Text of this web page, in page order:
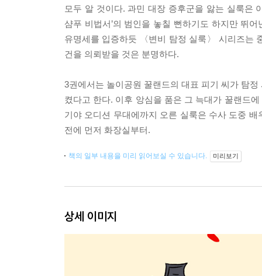
모두 알 것이다. 과민 대장 증후군을 앓는 실룩은
샴푸 비법서’의 범인을 놓칠 뻔하기도 하지만 뛰
유명세를 입증하듯 〈변비 탐정 실룩〉 시리즈는
건을 의뢰받을 것은 분명하다.
3권에서는 놀이공원 꿀랜드의 대표 피기 씨가 탐
켰다고 한다. 이후 앙심을 품은 그 늑대가 꿀랜드
기야 오디션 무대에까지 오른 실룩은 수사 도중
전에 먼저 화장실부터.
책의 일부 내용을 미리 읽어보실 수 있습니다. 미리보기
상세 이미지